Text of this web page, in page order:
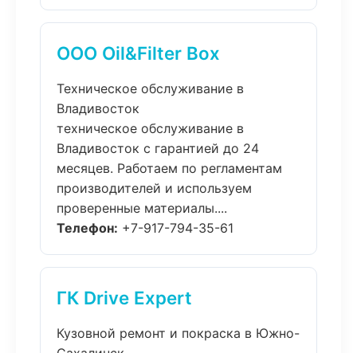
ООО Oil&Filter Box
Техническое обслуживание в
Владивосток
техническое обслуживание в
Владивосток с гарантией до 24
месяцев. Работаем по регламентам
производителей и используем
проверенные материалы....
Телефон: +7-917-794-35-61
ГК Drive Expert
Кузовной ремонт и покраска в Южно-